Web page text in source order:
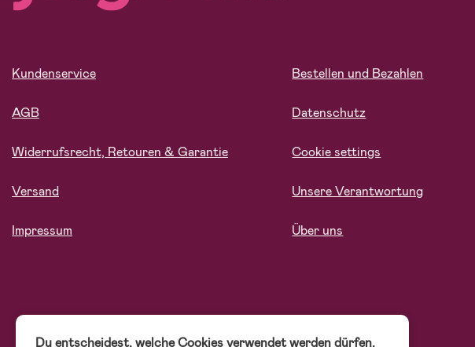
Kundenservice
AGB
Widerrufsrecht, Retouren & Garantie
Versand
Impressum
Bestellen und Bezahlen
Datenschutz
Cookie settings
Unsere Verantwortung
Über uns
Du entscheidest, welche Cookies verwendet werden dürfen.